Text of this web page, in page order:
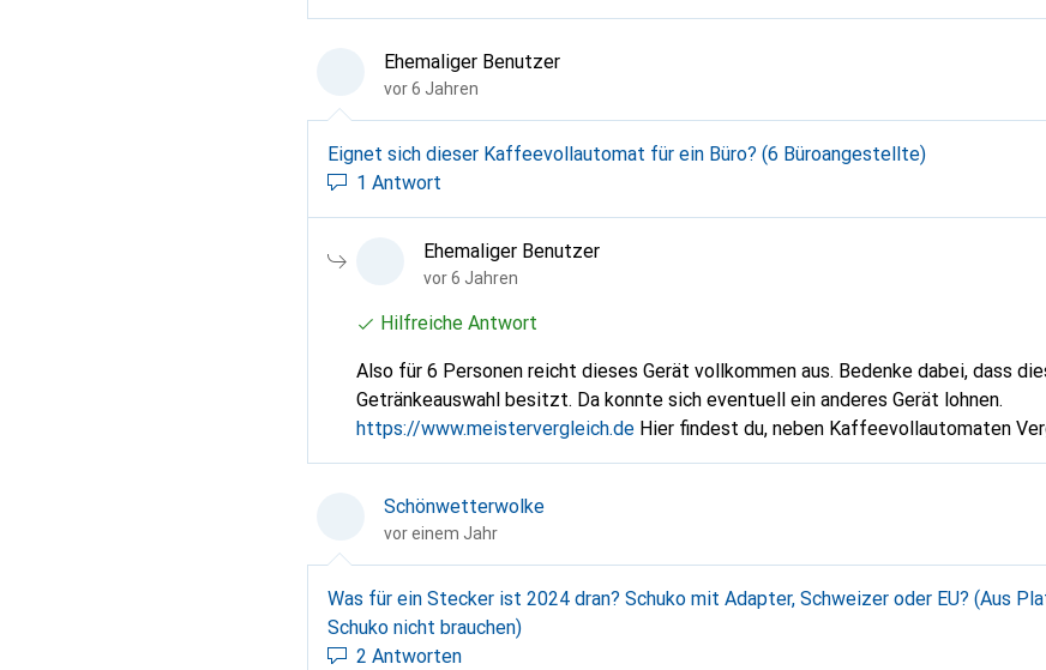
Adapter mit geliefert werden. Kommt das Gerät doch ohne passenden Stecker, beim Kundendienst
https://helpcenter.digitec.ch/hc...
Ehemaliger Benutzer
vor 6 Jahren
Eignet sich dieser Kaffeevollautomat für ein Büro? (6 Büroangestellte)
1 Antwort
Ehemaliger Benutzer
vor 6 Jahren
Hilfreiche Antwort
Also für 6 Personen reicht dieses Gerät vollkommen aus. Bedenke dabei, dass
Getränkeauswahl besitzt. Da konnte sich eventuell ein anderes Gerät lohnen.
https://www.meistervergleich.de Hier findest du, neben Kaffeevollautomaten
Kaufanleitung für einen Vollautomaten.
Schönwetterwolke
vor einem Jahr
Was für ein Stecker ist 2024 dran? Schuko mit Adapter, Schweizer oder EU? (Aus
Schuko nicht brauchen)
2 Antworten